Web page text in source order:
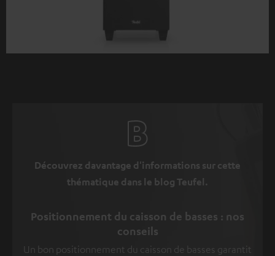
Découvrez davantage d'informations sur cette
thématique dans le blog Teufel.
Positionnement du caisson de basses : nos
conseils
Un bon positionnement du caisson de basses garantit